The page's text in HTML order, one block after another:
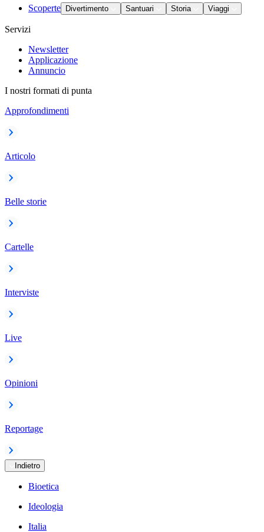
Scoperte Divertimento Santuari Storia Viaggi
Servizi
Newsletter
Applicazione
Annuncio
I nostri formati di punta
Approfondimenti
Articolo
Belle storie
Cartelle
Interviste
Live
Opinioni
Reportage
Indietro
Bioetica
Ideologia
Italia